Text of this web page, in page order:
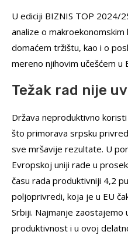
U ediciji BIZNIS TOP 2024/
analize o
domaćem tržištu, kao i o
mereno njihovim učešćem u
Težak rad nije
Država neproduktivno
što primorava srpsku
sve mršavije rezultate. U
Evropskoj uniji rade u
času rada produktivniji 4,2
poljoprivredi, koja je u EU
Srbiji. Najmanje zaostajemo
produktivnost i u ovoj